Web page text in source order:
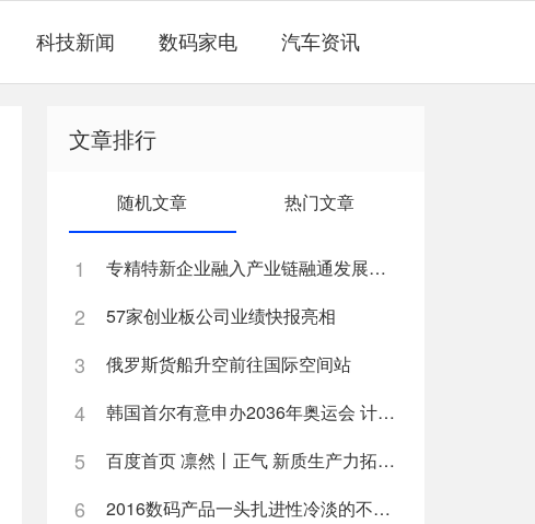
科技新闻 数码家电 汽车资讯
文章排行
随机文章 热门文章
1 专精特新企业融入产业链融通发展系列对接活动-上海站
2 57家创业板公司业绩快报亮相
3 俄罗斯货船升空前往国际空间站
4 韩国首尔有意申办2036年奥运会 计划利用1988年奥运会设施
5 百度首页 凛然丨正气 新质生产力拓宽全球市场影响力，九号公司受邀参加中
6 2016数码产品一头扎进性冷淡的不归路